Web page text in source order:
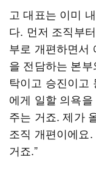
고 대표는 이미
다. 먼저 조직부
부로 개편하면서
을 전담하는 본
탁이고 승진이고
에게 일할 의욕
주는 거죠. 제가
조직 개편이에요
거죠.”